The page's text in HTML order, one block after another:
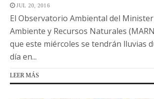
JUL 20, 2016
El Observatorio Ambiental del
Ambiente y Recursos Naturales
que este miércoles se tendrán lluvias
día en...
LEER MÁS